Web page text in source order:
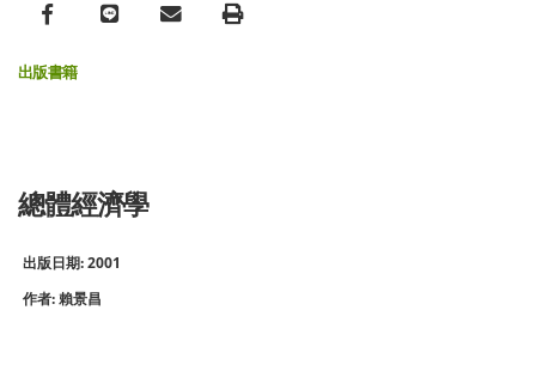
Facebook
line email print
出版書籍
總體經濟學
出版日期: 2001
作者: 賴景昌